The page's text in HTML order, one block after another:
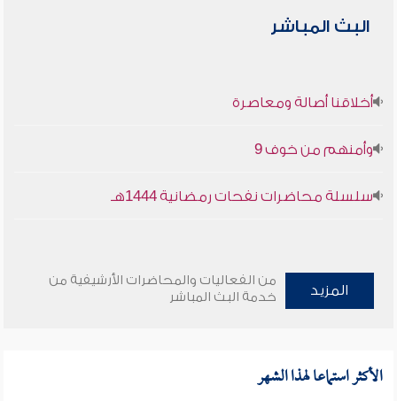
البث المباشر
أخلاقنا أصالة ومعاصرة
وأمنهم من خوف 9
سلسلة محاضرات نفحات رمضانية 1444هـ
المزيد
من الفعاليات والمحاضرات الأرشيفية من
خدمة البث المباشر
الأكثر استماعا لهذا الشهر